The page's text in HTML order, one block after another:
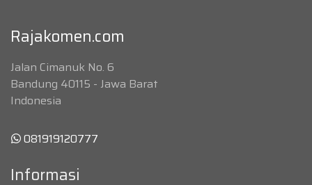
Rajakomen.com
Jalan Cimanuk No. 6
Bandung 40115 - Jawa Barat
Indonesia
081919120777
Informasi